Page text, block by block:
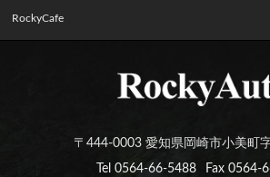
RockyCafe
〒444-0003 愛知県岡崎市小美町
Tel 0564-66-5488
Fax 0564-